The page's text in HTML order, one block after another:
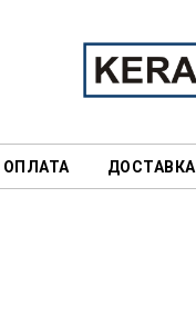
ОПЛАТА ДОСТАВКА